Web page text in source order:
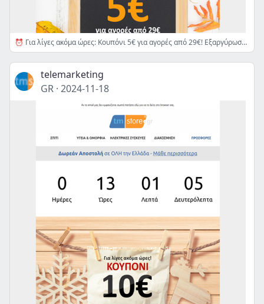
⏰ Για λίγες ακόμα ώρες: Κουπόνι 5€ για αγορές από 29€! Εξαργύρωσέ το μέχρι τα μεσάνυχτα 👉
telemarketing
GR · 2024-11-18